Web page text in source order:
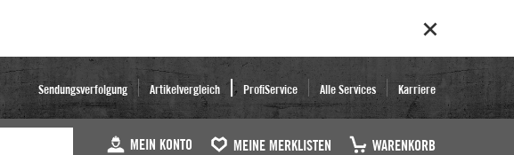
Sendungsverfolgung Artikelvergleich ProfiService Alle Services Karriere
MEIN KONTO MEINE MERKLISTEN WARENKORB